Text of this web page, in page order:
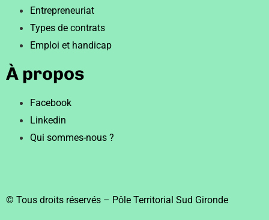
Entrepreneuriat
Types de contrats
Emploi et handicap
À propos
Facebook
Linkedin
Qui sommes-nous ?
© Tous droits réservés – Pôle Territorial Sud Gironde